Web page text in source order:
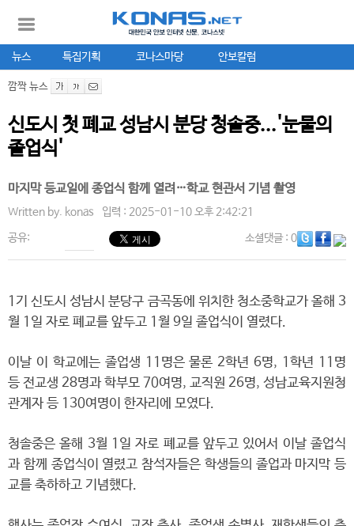
뉴스 특집기획 코나스마당 안보칼럼
깜짝 뉴스
신도시 첫 폐교 성남시 분당 청솔중...'눈물의
졸업식'
마지막 등교일에 종업식 함께 열려…학교 현관서 기념 촬영
Written by. konas 입력 : 2025-01-10 오후 2:42:21
공유: 소셜댓글: 0
1기 신도시 성남시 분당구 금곡동에 위치한 청소중학교가 올해 3
월 1일 자로 폐교를 앞두고 1월 9일 졸업식이 열렸다.
이날 이 학교에는 졸업생 11명은 물론 2학년 6명, 1학년 11명
등 전교생 28명과 학부모 70여명, 교직원 26명, 성남교육지원청
관계자 등 130여명이 한자리에 모였다.
청솔중은 올해 3월 1일 자로 폐교를 앞두고 있어서 이날 졸업식
과 함께 종업식이 열렸고 참석자들은 학생들의 졸업과 마지막 등
교를 축하하고 기념했다.